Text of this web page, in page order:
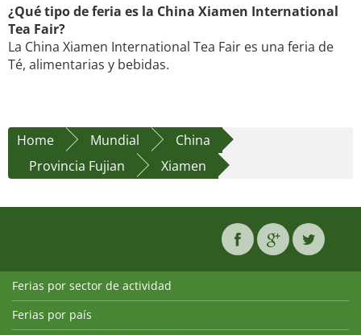
¿Qué tipo de feria es la China Xiamen International
Tea Fair?
La China Xiamen International Tea Fair es una feria de
Té, alimentarias y bebidas.
Home Mundial
China
Provincia Fujian
Xiamen
Ferias por sector de actividad
Ferias por país